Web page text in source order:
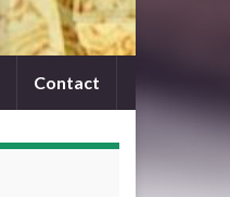
Contact